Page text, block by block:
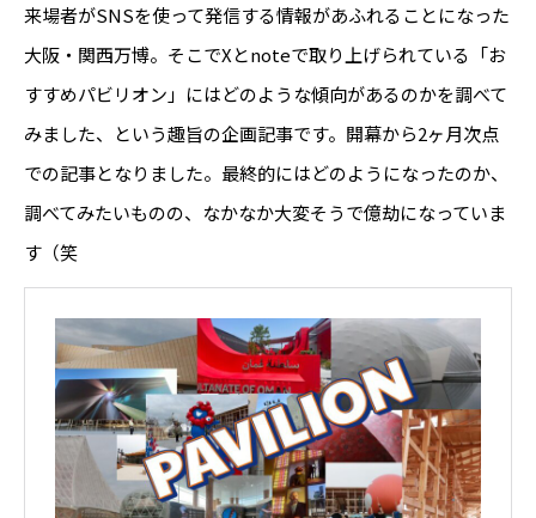
来場者がSNSを使って発信する情報があふれることになった
大阪・関西万博。そこでXとnoteで取り上げられている「お
すすめパビリオン」にはどのような傾向があるのかを調べて
みました、という趣旨の企画記事です。開幕から2ヶ月次点
での記事となりました。最終的にはどのようになったのか、
調べてみたいものの、なかなか大変そうで億劫になっていま
す（笑